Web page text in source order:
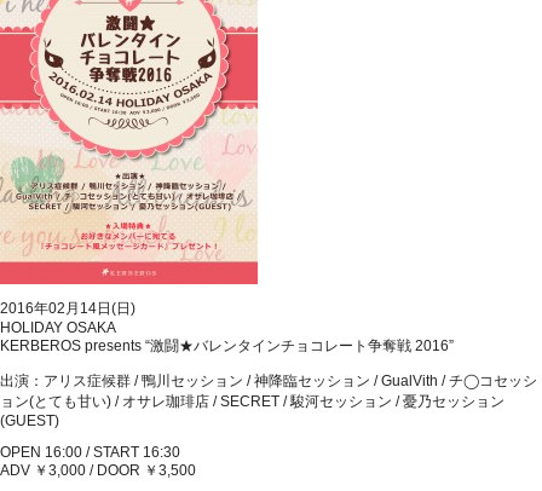
2016年02月14日(日)
HOLIDAY OSAKA
KERBEROS presents “激闘★バレンタインチョコレート争奪戦 2016”
出演：アリス症候群 / 鴨川セッション / 神降臨セッション / GualVith / チ◯コセッシ
ョン(とても甘い) / オサレ珈琲店 / SECRET / 駿河セッション / 憂乃セッション
(GUEST)
OPEN 16:00 / START 16:30
ADV ￥3,000 / DOOR ￥3,500